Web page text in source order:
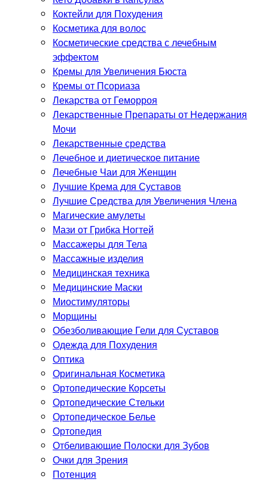
Коктейли для Похудения
Косметика для волос
Косметические средства с лечебным
эффектом
Кремы для Увеличения Бюста
Кремы от Псориаза
Лекарства от Геморроя
Лекарственные Препараты от Недержания
Мочи
Лекарственные средства
Лечебное и диетическое питание
Лечебные Чаи для Женщин
Лучшие Крема для Суставов
Лучшие Средства для Увеличения Члена
Магические амулеты
Мази от Грибка Ногтей
Массажеры для Тела
Массажные изделия
Медицинская техника
Медицинские Маски
Миостимуляторы
Морщины
Обезболивающие Гели для Суставов
Одежда для Похудения
Оптика
Оригинальная Косметика
Ортопедические Корсеты
Ортопедические Стельки
Ортопедическое Белье
Ортопедия
Отбеливающие Полоски для Зубов
Очки для Зрения
Потенция